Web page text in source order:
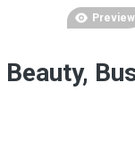
Preview